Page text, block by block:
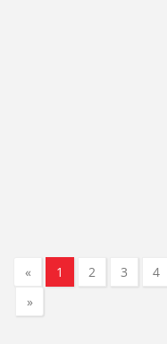
« 1 2 3 4
»